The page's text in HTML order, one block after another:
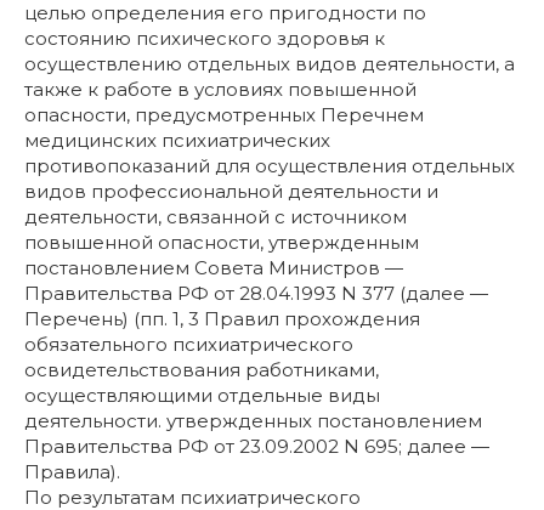
целью определения его пригодности по
состоянию психического здоровья к
осуществлению отдельных видов деятельности, а
также к работе в условиях повышенной
опасности, предусмотренных Перечнем
медицинских психиатрических
противопоказаний для осуществления отдельных
видов профессиональной деятельности и
деятельности, связанной с источником
повышенной опасности, утвержденным
постановлением Совета Министров —
Правительства РФ от 28.04.1993 N 377 (далее —
Перечень) (пп. 1, 3 Правил прохождения
обязательного психиатрического
освидетельствования работниками,
осуществляющими отдельные виды
деятельности. утвержденных постановлением
Правительства РФ от 23.09.2002 N 695; далее —
Правила).
По результатам психиатрического